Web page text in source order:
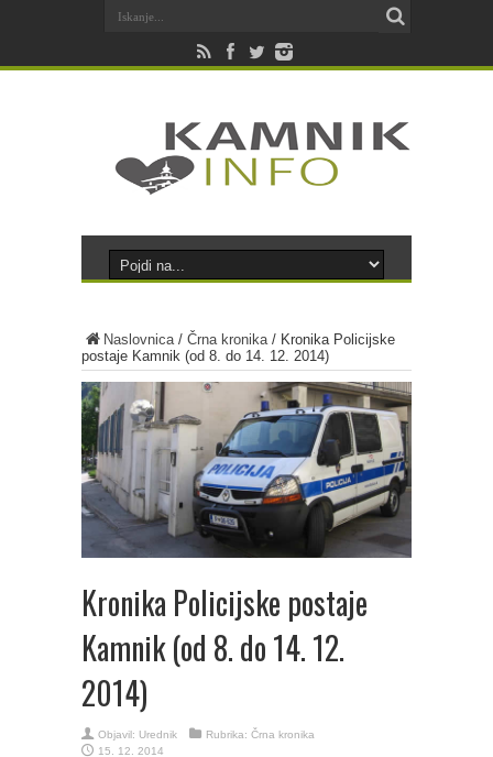
Naslovnica/ Črna kronika/ Kronika Policijske
postaje Kamnik (od 8. do 14. 12. 2014)
Kronika Policijske postaje
Kamnik (od 8. do 14. 12.
2014)
Objavil: Urednik Rubrika: Črna kronika
15. 12. 2014